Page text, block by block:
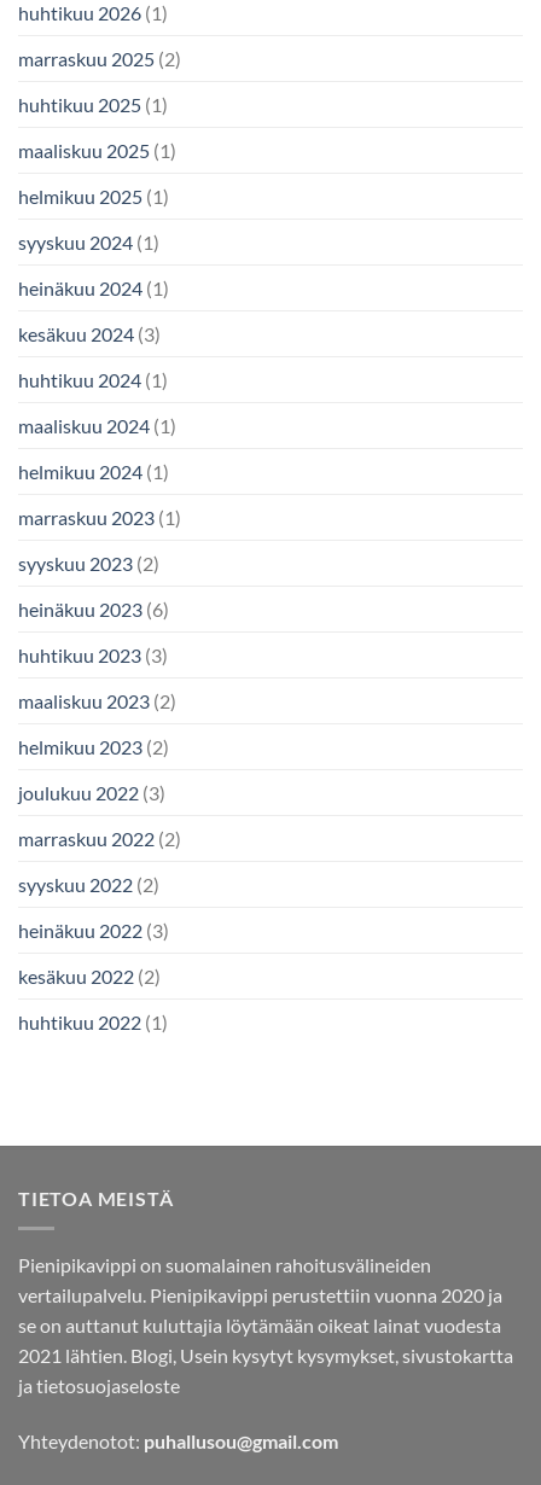
huhtikuu 2026 (1)
marraskuu 2025 (2)
huhtikuu 2025 (1)
maaliskuu 2025 (1)
helmikuu 2025 (1)
syyskuu 2024 (1)
heinäkuu 2024 (1)
kesäkuu 2024 (3)
huhtikuu 2024 (1)
maaliskuu 2024 (1)
helmikuu 2024 (1)
marraskuu 2023 (1)
syyskuu 2023 (2)
heinäkuu 2023 (6)
huhtikuu 2023 (3)
maaliskuu 2023 (2)
helmikuu 2023 (2)
joulukuu 2022 (3)
marraskuu 2022 (2)
syyskuu 2022 (2)
heinäkuu 2022 (3)
kesäkuu 2022 (2)
huhtikuu 2022 (1)
TIETOA MEISTÄ
Pienipikavippi on suomalainen rahoitusvälineiden
vertailupalvelu. Pienipikavippi perustettiin vuonna 2020 ja
se on auttanut kuluttajia löytämään oikeat lainat vuodesta
2021 lähtien. Blogi, Usein kysytyt kysymykset, sivustokartta
ja tietosuojaseloste
Yhteydenotot: puhallusou@gmail.com